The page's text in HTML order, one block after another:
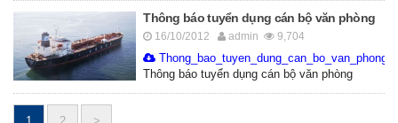
Thông báo tuyển dụng cán bộ văn phòng
16/10/2012 admin 9,704
Thông báo tuyển dụng cán bộ văn phòng